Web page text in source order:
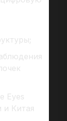
Eyes
и Китая